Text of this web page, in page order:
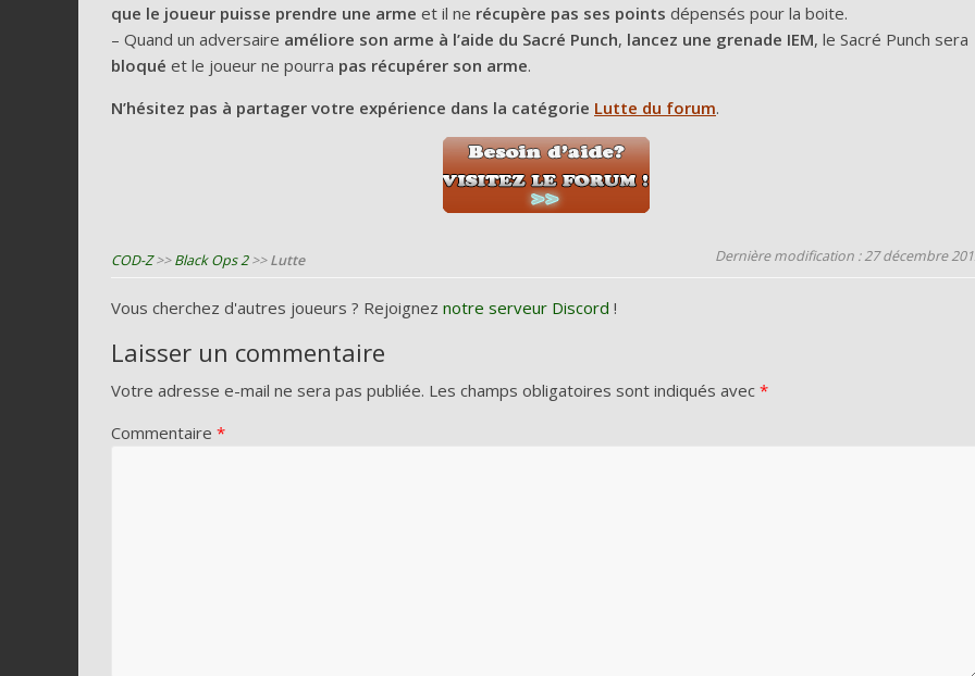
que le joueur puisse prendre une arme et il ne récupère pas ses points dépensés pour la boite.
– Quand un adversaire améliore son arme à l’aide du Sacré Punch, lancez une grenade IEM, le Sacré Punch sera
bloqué et le joueur ne pourra pas récupérer son arme.
N’hésitez pas à partager votre expérience dans la catégorie Lutte du forum.
Dernière modification : 27 décembre
COD-Z>>Black Ops 2>>Lutte
Vous cherchez d'autres joueurs ? Rejoignez notre serveur Discord !
Laisser un commentaire
Votre adresse e-mail ne sera pas publiée. Les champs obligatoires sont indiqués avec *
Commentaire *